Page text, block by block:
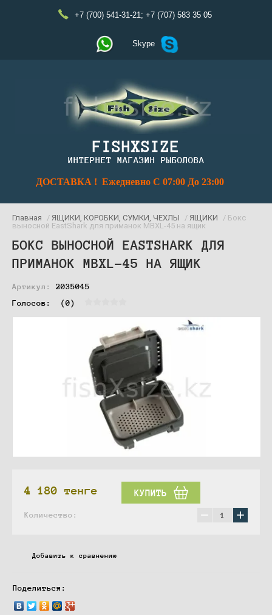
+7 (700) 541-31-21; +7 (707) 583 35 05
Skype
FISHXSIZE
ИНТЕРНЕТ МАГАЗИН РЫБОЛОВА
ДОСТАВКА ! Ежедневно С 07:00 До 23:00
Главная / ЯЩИКИ, КОРОБКИ, СУМКИ, ЧЕХЛЫ / ЯЩИКИ
/ Бокс
выносной EastShark для приманок MBXL-45 на ящик
БОКС ВЫНОСНОЙ EASTSHARK ДЛЯ
ПРИМАНОК MBXL-45 НА ЯЩИК
Артикул:
2035045
Голосов: (0)
4 180 тенге КУПИТЬ
Количество: − +
Добавить к сравнению
Поделиться: